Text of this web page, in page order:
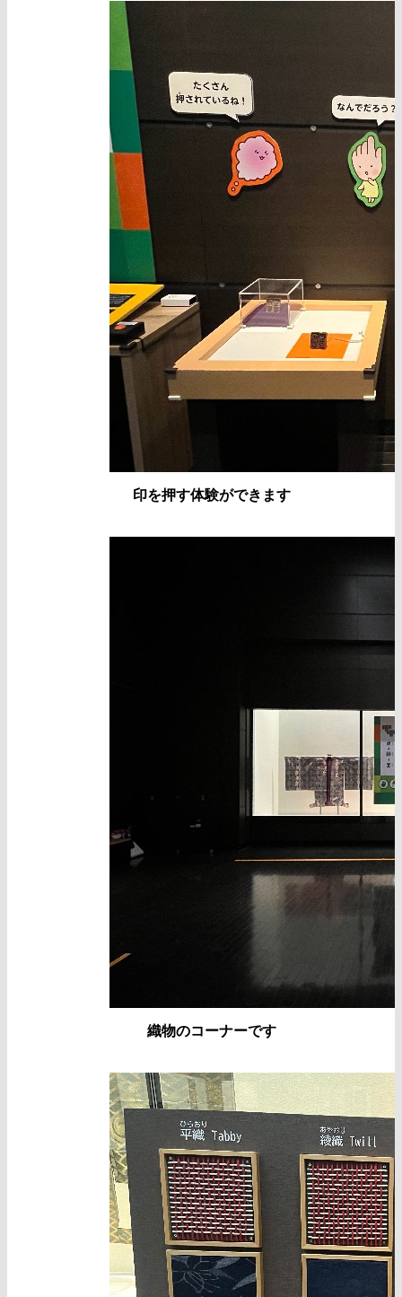
印を押す体験ができます
織物のコーナーです